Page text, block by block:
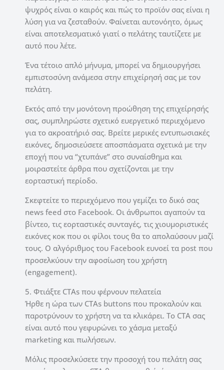
ψυχρός είναι ο καιρός και πώς το προϊόν σας είναι η
λύση για να ζεσταθούν. Φαίνεται αυτονόητο, όμως
είναι αποτελεσματικό γιατί ο πελάτης ταυτίζετε με
αυτό που λέτε.
Ένα τέτοιο απλό μήνυμα, μπορεί να δημιουργήσει
εμπιστοσύνη ανάμεσα στην επιχείρησή σας με τον
πελάτη.
Εκτός από την μονότονη προώθηση της επιχείρησής
σας, συμπληρώστε σχετικό ευεργετικό περιεχόμενο
για το ακροατήριό σας. Βρείτε μερικές εντυπωσιακές
εικόνες, δημοσιεύσετε αποσπάσματα σχετικά με την
εποχή που να “χτυπάνε” στο συναίσθημα και
μοιραστείτε άρθρα που σχετίζονται με την
εορταστική περίοδο.
Σκεφτείτε το περιεχόμενο που γεμίζει το δικό σας
news feed στο Facebook. Οι άνθρωποι αγαπούν τα
βίντεο, τις εορταστικές συνταγές, τις χιουμοριστικές
εικόνες κοκ που οι φίλοι τους θα το απολαύσουν μαζί
τους. Ο αλγόριθμος του Facebook ευνοεί τα post που
προσελκύουν την αφοσίωση του χρήστη
(engagement).
5. Φτιάξτε CTAs που φέρνουν πελατεία
Ήρθε η ώρα των CTAs buttons που προκαλούν και
παροτρύνουν το χρήστη να τα κλικάρει. Το CTA σας
είναι αυτό που γεφυρώνει το χάσμα μεταξύ
marketing και πωλήσεων.
Μόλις προσελκύσετε την προσοχή του πελάτη σας